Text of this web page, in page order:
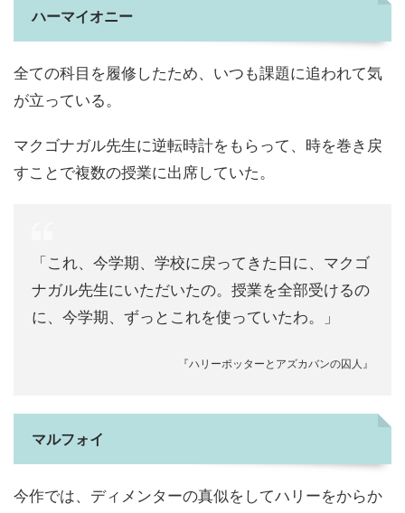
ハーマイオニー
全ての科目を履修したため、いつも課題に追われて気
が立っている。
マクゴナガル先生に逆転時計をもらって、時を巻き戻
すことで複数の授業に出席していた。
「これ、今学期、学校に戻ってきた日に、マクゴ
ナガル先生にいただいたの。授業を全部受けるの
に、今学期、ずっとこれを使っていたわ。」
『ハリーポッターとアズカバンの囚人』
マルフォイ
今作では、ディメンターの真似をしてハリーをからか